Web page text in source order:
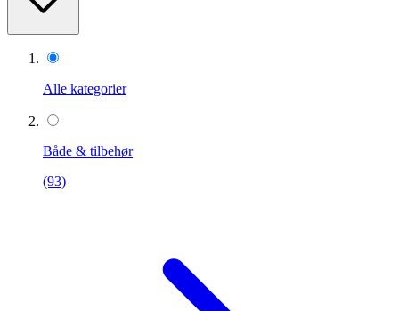
Alle kategorier
Både & tilbehør
(93)